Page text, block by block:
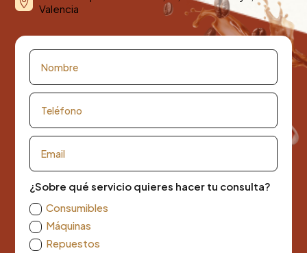
Valencia
¿Sobre qué servicio quieres hacer tu consulta?
Consumibles
Máquinas
Repuestos